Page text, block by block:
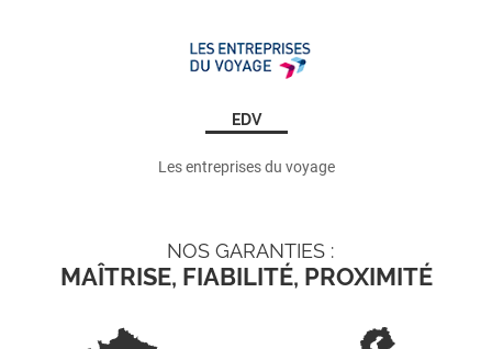
EDV
Les entreprises du voyage
NOS GARANTIES :
MAÎTRISE, FIABILITÉ, PROXIMITÉ